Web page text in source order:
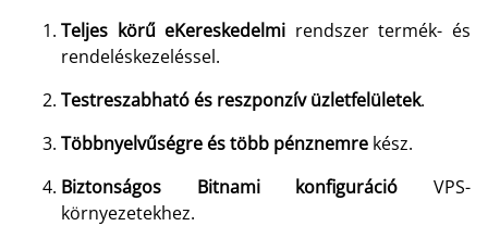
Teljes körű eKereskedelmi rendszer termék- és
rendeléskezeléssel.
Testreszabható és reszponzív üzletfelületek.
Többnyelvűségre és több pénznemre kész.
Biztonságos Bitnami konfiguráció VPS-
környezetekhez.